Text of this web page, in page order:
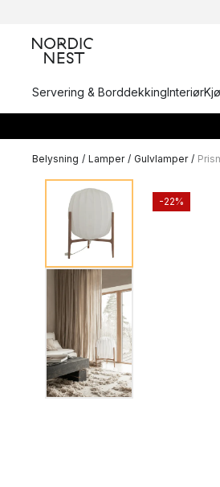
Servering & BorddekkingInteriør
Belysning / Lamper / Gulvlamper /
-22%